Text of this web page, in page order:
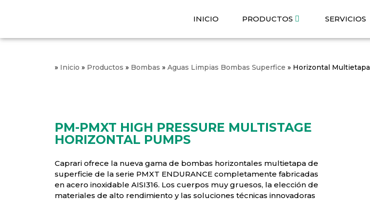
INICIO PRODUCTOS SERVICIOS
» Inicio » Productos » Bombas » Aguas Limpias Bombas Superfice » Horizontal Multietapa
PM-PMXT HIGH PRESSURE MULTISTAGE
HORIZONTAL PUMPS
Caprari ofrece la nueva gama de bombas horizontales multietapa de
superficie de la serie PMXT ENDURANCE completamente fabricadas
en acero inoxidable AISI316. Los cuerpos muy gruesos, la elección de
materiales de alto rendimiento y las soluciones técnicas innovadoras